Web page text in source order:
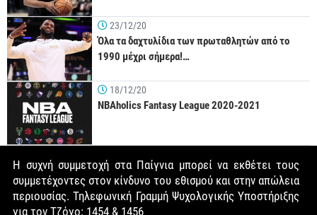
23/12/20
Όλα τα δαχτυλίδια των πρωταθλητών από το
1990 μέχρι σήμερα!…
18/12/20
NBAholics Fantasy League 2020-2021
Η συχνή συμμετοχή στα Παίγνια μπορεί να εκθέτει τους
συμμετέχοντες στον κίνδυνο του εθισμού και στην απώλεια
περιουσίας. Τηλεφωνική Γραμμή Ψυχολογικής Υποστήριξης
για τον Τζόγο: 1454 & 1456